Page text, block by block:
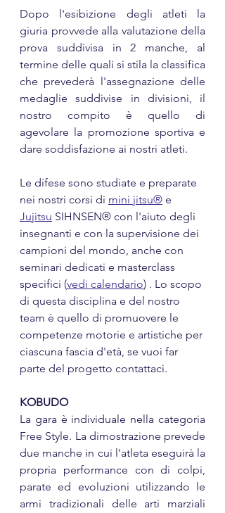
Dopo l'esibizione degli atleti la
giuria provvede alla valutazione della
prova suddivisa in 2 manche, al
termine delle quali si stila la classifica
che prevederà l'assegnazione delle
medaglie suddivise in divisioni, il
nostro compito è quello di
agevolare la promozione sportiva e
dare soddisfazione ai nostri atleti.
Le difese sono studiate e preparate
nei nostri corsi di mini jitsu® e
Jujitsu SIHNSEN® con l'aiuto degli
insegnanti e con la supervisione dei
campioni del mondo, anche con
seminari dedicati e masterclass
specifici (vedi calendario) . Lo scopo
di questa disciplina e del nostro
team è quello di promuovere le
competenze motorie e artistiche per
ciascuna fascia d'età, se vuoi far
parte del progetto contattaci.
KOBUDO
La gara è individuale nella categoria
Free Style. La dimostrazione prevede
due manche in cui l'atleta eseguirà la
propria performance con di colpi,
parate ed evoluzioni utilizzando le
armi tradizionali delle arti marziali